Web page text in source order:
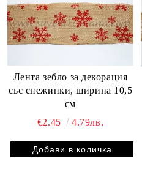
Лента зебло за декорация
със снежинки, ширина 10,5
см
€2.45
4.79лв.